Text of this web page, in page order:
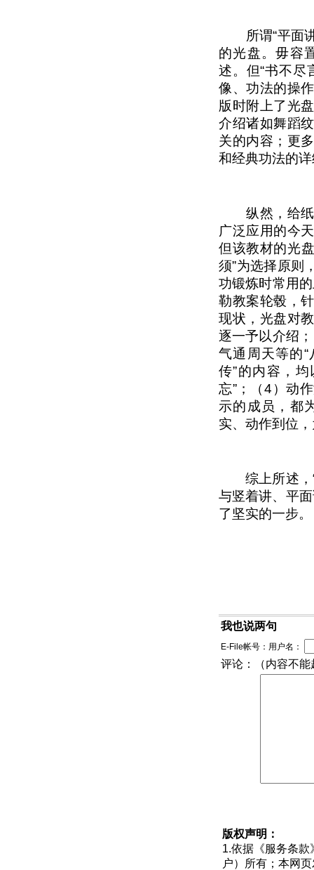
所谓“平面讲
的光盘。毋容
述。但“书不尽
像、功法的操
版时附上了光
介绍诸如舞蹈
关的内容；更
和经典功法的
纵然，给纸
广泛应用的今
但该教材的光
须”为选择原则
功锻炼时常用
勒教案轮毂，
现状，光盘对
逐一予以介绍
气通周天等的
传”的内容，
忘”；（4）动
示的成员，都
实、动作到位
综上所述，“
与竖着讲、平
了坚实的一步。
我也说两句
E-File帐号：用户名：
评论：（内容不
版权声明：
1.依据《服务条款
户）所有；本网